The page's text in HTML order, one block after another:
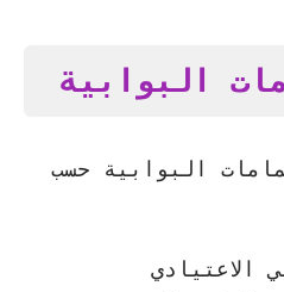
البوابية
البوابية حسب
الاعتيادي